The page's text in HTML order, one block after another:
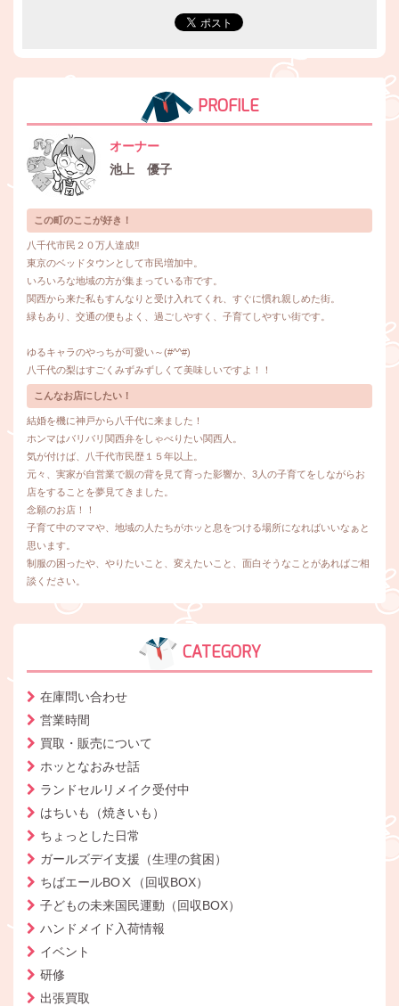
PROFILE
オーナー
池上 優子
この町のここが好き！
八千代市民２０万人達成‼️
東京のベッドタウンとして市民増加中。
いろいろな地域の方が集まっている市です。
関西から来た私もすんなりと受け入れてくれ、すぐに慣れ親しめた街。
緑もあり、交通の便もよく、過ごしやすく、子育てしやすい街です。
ゆるキャラのやっちが可愛い～(#^^#)
八千代の梨はすごくみずみずしくて美味しいですよ！！
こんなお店にしたい！
結婚を機に神戸から八千代に来ました！
ホンマはバリバリ関西弁をしゃべりたい関西人。
気が付けば、八千代市民歴１５年以上。
元々、実家が自営業で親の背を見て育った影響か、3人の子育てをしながらお
店をすることを夢見てきました。
念願のお店！！
子育て中のママや、地域の人たちがホッと息をつける場所になればいいなぁと
思います。
制服の困ったや、やりたいこと、変えたいこと、面白そうなことがあればご相
談ください。
CATEGORY
在庫問い合わせ
営業時間
買取・販売について
ホッとなおみせ話
ランドセルリメイク受付中
はちいも（焼きいも）
ちょっとした日常
ガールズデイ支援（生理の貧困）
ちばエールBOⅩ（回収BOX）
子どもの未来国民運動（回収BOX）
ハンドメイド入荷情報
イベント
研修
出張買取